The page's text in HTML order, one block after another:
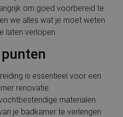
om goed voorbereid te
we alles wat je moet weten
laten verlopen.
is essentieel voor een
renovatie.
materialen
je badkamer te verlengen.